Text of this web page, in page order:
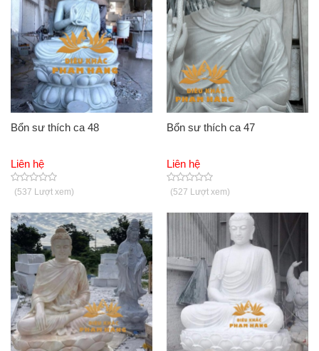
Bổn sư thích ca 48
Liên hệ
(537 Lượt xem)
Bổn sư thích ca 47
Liên hệ
(527 Lượt xem)